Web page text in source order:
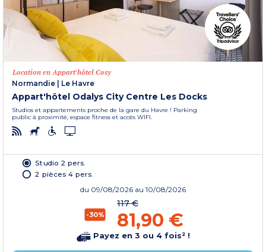
Location en Appart'hôtel Cosy
Normandie
Le Havre
Appart'hôtel Odalys City Centre Les Docks
Studios et appartements proche de la gare du Havre ! Parking
public à proximité, espace fitness et accès WIFI.
Studio 2 pers.
2 pièces 4 pers.
du 09/08/2026 au 10/08/2026
-30%
117 €
81,90 €
Payez en 3 ou 4 fois² !